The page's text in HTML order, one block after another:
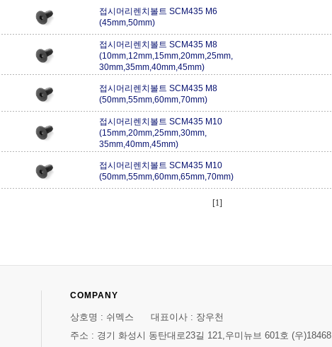
접시머리렌치볼트 SCM435 M6
(45mm,50mm)
접시머리렌치볼트 SCM435 M8
(10mm,12mm,15mm,20mm,25mm,
30mm,35mm,40mm,45mm)
접시머리렌치볼트 SCM435 M8
(50mm,55mm,60mm,70mm)
접시머리렌치볼트 SCM435 M10
(15mm,20mm,25mm,30mm,
35mm,40mm,45mm)
접시머리렌치볼트 SCM435 M10
(50mm,55mm,60mm,65mm,70mm)
[1]
COMPANY
상호명 : 쉬멕스 대표이사 : 장우천
주소 : 경기 화성시 동탄대로23길 121,우미뉴브 601호 (우)18468